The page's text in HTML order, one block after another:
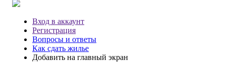
Вход в аккаунт
Регистрация
Вопросы и ответы
Как сдать жилье
Добавить на главный экран